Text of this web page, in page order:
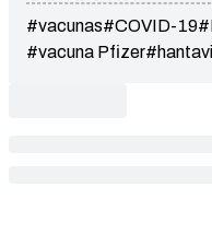
#vacunas#COVID-19
#vacuna Pfizer